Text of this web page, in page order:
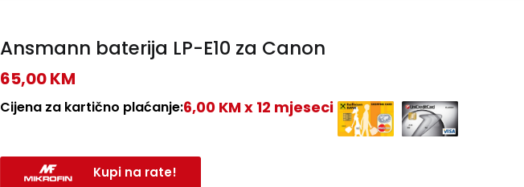
Ansmann baterija LP-E10 za Canon
65,00KM
Cijena za kartično plaćanje:6,00 KM x 12 mjeseci
Kupi na rate!